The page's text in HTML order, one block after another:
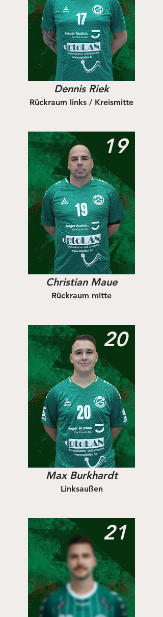
Dennis Riek
Rückraum links / Kreismitte
19
Christian Maue
Rückraum mitte
20
Max Burkhardt
Linksaußen
21